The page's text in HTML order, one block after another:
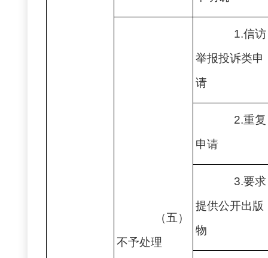
（五）
不予处理
1.信访
举报投诉类申
请
2.重复
申请
3.要求
提供公开出版
物